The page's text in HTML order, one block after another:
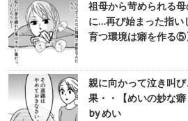
祖母から苛められる
に…再び始まった指い
育つ環境は癖を作る⑤
親に向かって泣き叫
果・・【めいの妙な
by めい